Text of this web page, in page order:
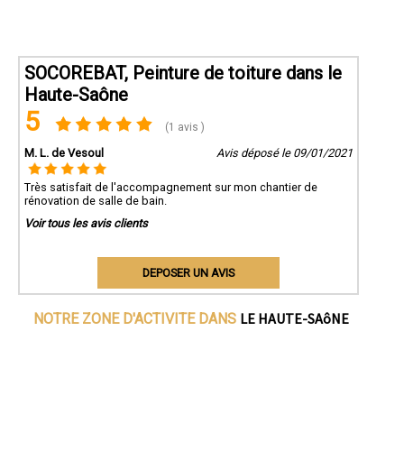
SOCOREBAT, Peinture de toiture dans le
Haute-Saône
5 (1 avis )
M. L. de Vesoul Avis déposé le 09/01/2021
Très satisfait de l'accompagnement sur mon chantier de
rénovation de salle de bain.
Voir tous les avis clients
DEPOSER UN AVIS
NOTRE ZONE D'ACTIVITE DANS LE HAUTE-SAôNE